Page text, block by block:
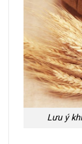
Lưu ý